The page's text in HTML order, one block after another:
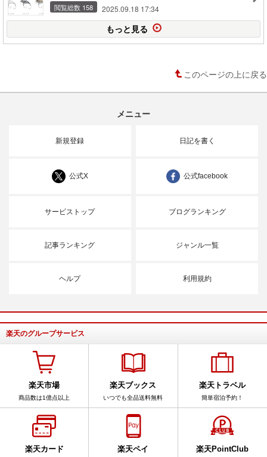
閲覧総数 158 2025.09.18 17:34
もっと見る
このページの上に戻る
メニュー
新規登録 日記を書く
公式X 公式facebook
サービストップ ブログランキング
記事ランキング ジャンル一覧
ヘルプ 利用規約
楽天のグループサービス
楽天市場
商品数は1億点以上
楽天ブックス
いつでも全品送料無料
楽天トラベル
簡単宿泊予約！
楽天カード 楽天ペイ 楽天PointClub